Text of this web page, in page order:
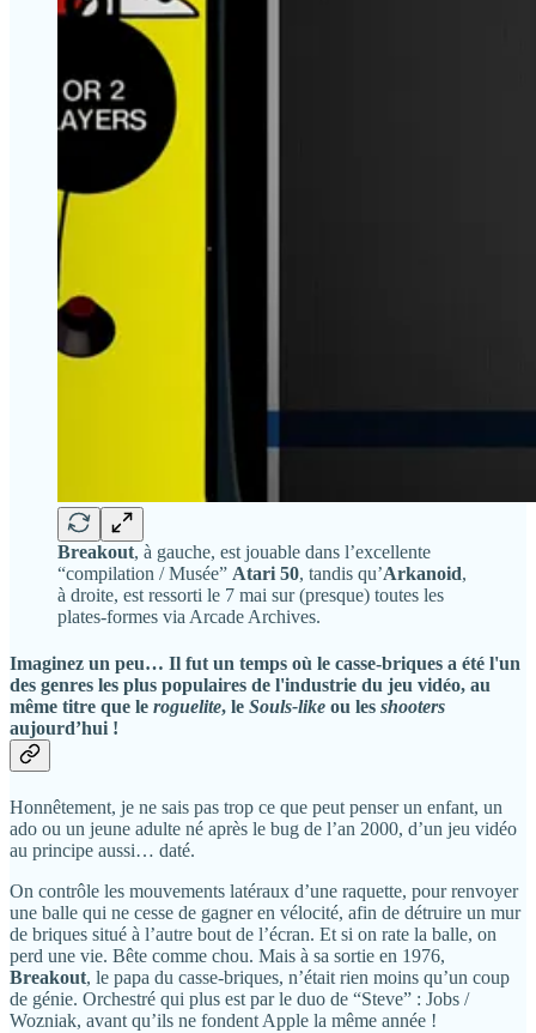
Breakout, à gauche, est jouable dans l’excellente
“compilation / Musée” Atari 50, tandis qu’Arkanoid,
à droite, est ressorti le 7 mai sur (presque) toutes les
plates-formes via Arcade Archives.
Imaginez un peu… Il fut un temps où le casse-briques a été l'un
des genres les plus populaires de l'industrie du jeu vidéo, au
même titre que le roguelite, le Souls-like ou les shooters
aujourd’hui !
Honnêtement, je ne sais pas trop ce que peut penser un enfant, un
ado ou un jeune adulte né après le bug de l’an 2000, d’un jeu vidéo
au principe aussi… daté.
On contrôle les mouvements latéraux d’une raquette, pour renvoyer
une balle qui ne cesse de gagner en vélocité, afin de détruire un mur
de briques situé à l’autre bout de l’écran. Et si on rate la balle, on
perd une vie. Bête comme chou. Mais à sa sortie en 1976,
Breakout, le papa du casse-briques, n’était rien moins qu’un coup
de génie. Orchestré qui plus est par le duo de “Steve” : Jobs /
Wozniak, avant qu’ils ne fondent Apple la même année !